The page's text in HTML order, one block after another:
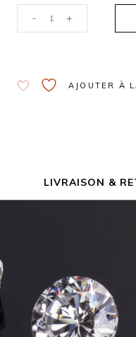
- +
AJOUTER À
LIVRAISON &